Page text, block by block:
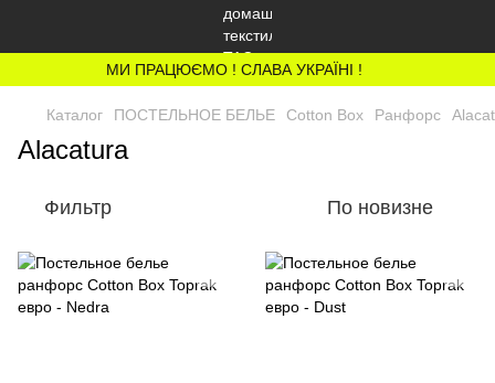
МИ ПРАЦЮЄМО ! СЛАВА УКРАЇНІ !
Каталог ПОСТЕЛЬНОЕ БЕЛЬЕ Cotton Box Ранфорс
Alacatura
Фильтр По новизне